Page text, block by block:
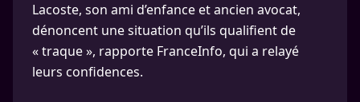
Lacoste, son ami d’enfance et ancien avocat,
dénoncent une situation qu’ils qualifient de
« traque », rapporte FranceInfo, qui a relayé
leurs confidences.